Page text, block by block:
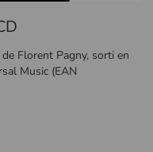
Florent Pagny, sorti en
Music (EAN